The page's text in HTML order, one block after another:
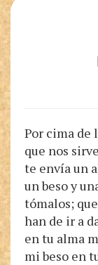
Por cima de
que nos
te envía un
un beso y
tómalos;
han de ir a
en tu alma
mi beso en